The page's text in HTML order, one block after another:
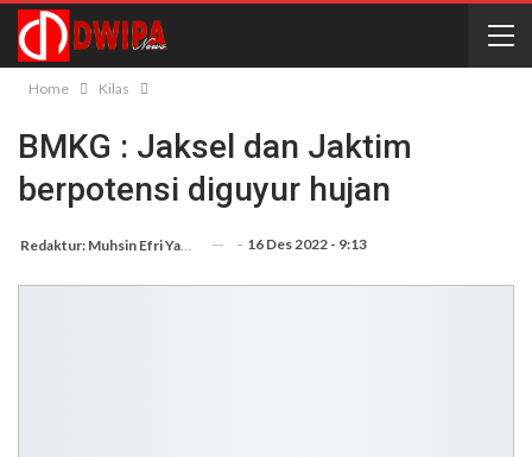
Home Kilas
BMKG : Jaksel dan Jaktim
berpotensi diguyur hujan
- 16 Des 2022 - 9:13